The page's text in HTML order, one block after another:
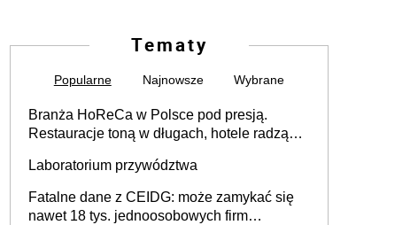
Tematy
Popularne Najnowsze Wybrane
Branża HoReCa w Polsce pod presją.
Restauracje toną w długach, hotele radzą
Laboratorium przywództwa
Fatalne dane z CEIDG: może zamykać się
nawet 18 tys. jednoosobowych firm